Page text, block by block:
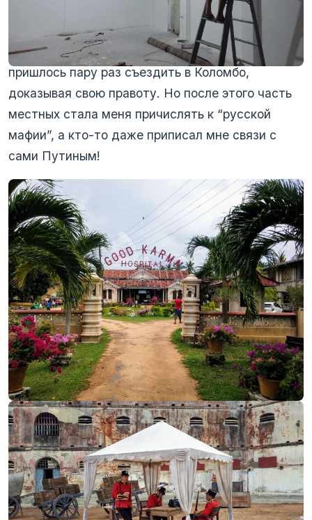
меня с собой и засадить за решетку. Но и у них
ничего не вышло, т.к. все документы у меня
были в порядке. Хотя нервы потрепали, мне
пришлось пару раз съездить в Коломбо,
доказывая свою правоту. Но после этого часть
местных стала меня причислять к “русской
мафии”, а кто-то даже приписал мне связи с
сами Путиным!
‹›
Из особых сторон жизни на острове еще стоит
отметить возможность сниматься в кино, только
потому что ты белый. Это было не только